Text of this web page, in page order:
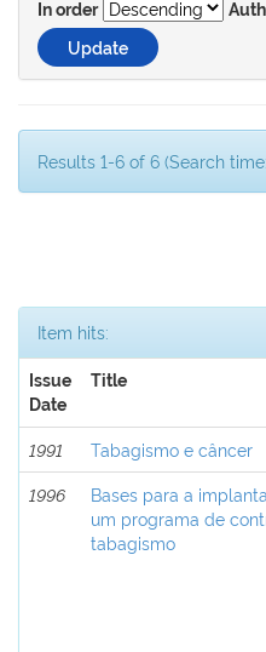
In order
Results 1-6 of 6 (Search
Item hits:
Issue
Date
Title
1991 Tabagismo e câncer
1996
Bases para a
um programa de
tabagismo